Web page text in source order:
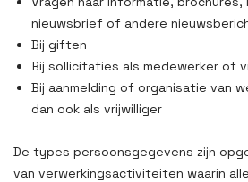
nieuwsbrief of andere
Bij giften
Bij sollicitaties als medewerker of
Bij aanmelding of organisatie van
dan ook als vrijwilliger
De types persoonsgegevens zijn
van verwerkingsactiviteiten waarin